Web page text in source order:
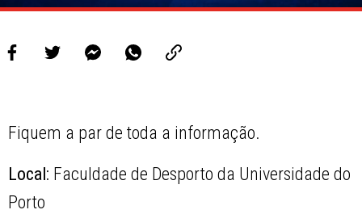
Fiquem a par de toda a informação.
Local: Faculdade de Desporto da Universidade do
Porto